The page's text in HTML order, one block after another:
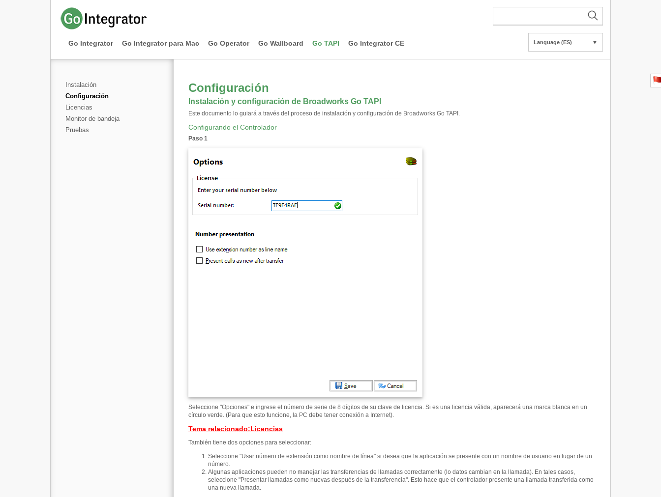
Go Integrator Go Integrator para Mac Go Operator Go Wallboard Go TAPI Go Integrator CE Language (ES) ▼
Instalación
Configuración
Licencias
Monitor de bandeja
Pruebas
Configuración
Instalación y configuración de Broadworks Go TAPI
Este documento lo guiará a través del proceso de instalación y configuración de Broadworks Go TAPI.
Configurando el Controlador
Paso 1
Seleccione "Opciones" e ingrese el número de serie de 8 dígitos de su clave de licencia. Si es una licencia válida, aparecerá una marca blanca en un
círculo verde. (Para que esto funcione, la PC debe tener conexión a Internet).
Tema relacionado:Licencias
También tiene dos opciones para seleccionar:
Seleccione "Usar número de extensión como nombre de línea" si desea que la aplicación se presente con un nombre de usuario en lugar de un
número.
Algunas aplicaciones pueden no manejar las transferencias de llamadas correctamente (lo datos cambian en la llamada). En tales casos,
seleccione "Presentar llamadas como nuevas después de la transferencia". Esto hace que el controlador presente una llamada transferida como
una nueva llamada.